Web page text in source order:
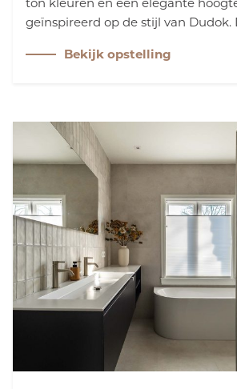
geïnspireerd op de stijl van Dudok.
wanden laten de keuken prachtig
Bekijk opstelling